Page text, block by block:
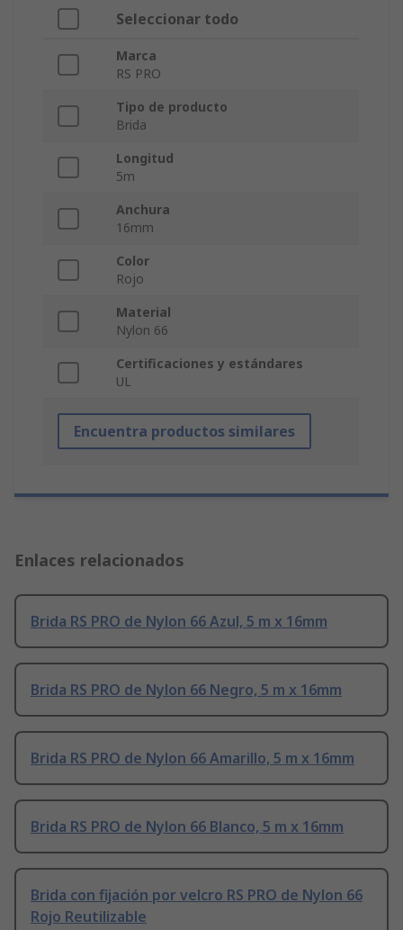
Seleccionar todo
Marca
RS PRO
Tipo de producto
Brida
Longitud
5m
Anchura
16mm
Color
Rojo
Material
Nylon 66
Certificaciones y estándares
UL
Encuentra productos similares
Enlaces relacionados
Brida RS PRO de Nylon 66 Azul, 5 m x 16mm
Brida RS PRO de Nylon 66 Negro, 5 m x 16mm
Brida RS PRO de Nylon 66 Amarillo, 5 m x 16mm
Brida RS PRO de Nylon 66 Blanco, 5 m x 16mm
Brida con fijación por velcro RS PRO de Nylon 66
Rojo Reutilizable